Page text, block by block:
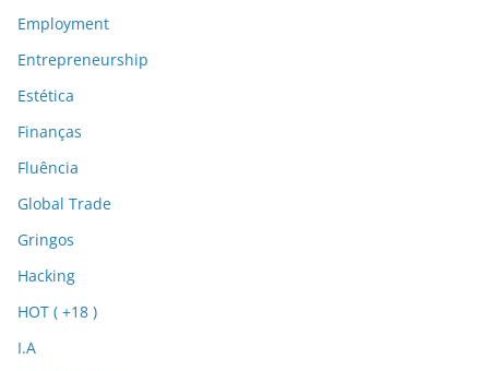
Employment
Entrepreneurship
Estética
Finanças
Fluência
Global Trade
Gringos
Hacking
HOT ( +18 )
I.A